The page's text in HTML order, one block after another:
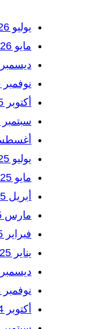
يوليو 2026
مايو 2026
ديسمبر 2025
نوفمبر 2025
أكتوبر 2025
سبتمبر 2025
أغسطس
يوليو 2025
مايو 2025
أبريل 2025
مارس 2025
فبراير 2025
يناير 2025
ديسمبر 2024
نوفمبر 2024
أكتوبر 2024